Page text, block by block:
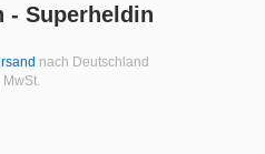
- Superheldin
nach Deutschland